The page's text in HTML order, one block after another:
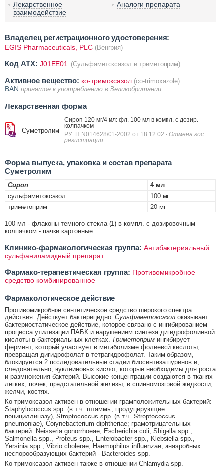
Лекарственное
взаимодействие
Аналоги препарата
Владелец регистрационного удостоверения:
EGIS Pharmaceuticals, PLC (Венгрия)
Код ATX: J01EE01 (Сульфаметоксазол и триметоприм)
Активное вещество: ко-тримоксазол (co-trimoxazole)
BAN принятое к употреблению в Великобритании
Лекарственная форма
Суметролим
Сироп 120 мг/4 мл: фл. 100 мл в компл. с дозир.
колпачком
РУ: П N014628/01-2002 от 18.12.02 - Отмена гос.
регистрации
Форма выпуска, упаковка и состав препарата
Суметролим
Сироп
4 мл
сульфаметоксазол
100 мг
триметоприм
20 мг
100 мл - флаконы темного стекла (1) в компл. с дозировочным
колпачком - пачки картонные.
Клинико-фармакологическая группа: Антибактериальный
сульфаниламидный препарат
Фармако-терапевтическая группа: Противомикробное
средство комбинированное
Фармакологическое действие
Противомикробное синтетическое средство широкого спектра
действия. Действует бактерицидно. Сульфаметоксазол оказывает
бактериостатическое действие, которое связано с ингибированием
процесса утилизации ПАБК и нарушением синтеза дигидрофолиевой
кислоты в бактериальных клетках. Триметоприм ингибирует
фермент, который участвует в метаболизме фолиевой кислоты,
превращая дигидрофолат в тетрагидрофолат. Таким образом,
блокируется 2 последовательные стадии биосинтеза пуринов и,
следовательно, нуклеиновых кислот, которые необходимы для роста
и размножения бактерий. Высокие концентрации создаются в тканях
легких, почек, предстательной железы, в спинномозговой жидкости,
желчи, костях.
Ко-тримоксазол активен в отношении грамположительных бактерий:
Staphylococcus spp. (в т.ч. штаммы, продуцирующие
пенициллиназу), Streptococcus spp. (в т.ч. Streptococcus
pneumoniae), Corynebacterium diphtheriae; грамотрицательных
бактерий: Neisseria gonorrhoeae, Escherichia coli, Shigella spp.,
Salmonella spp., Proteus spp., Enterobacter spp., Klebsiella spp.,
Yersinia spp., Vibrio cholerae, Haemophilus influenzae; анаэробных
неспорообразующих бактерий - Bacteroides spp.
Ко-тримоксазол активен также в отношении Chlamydia spp.